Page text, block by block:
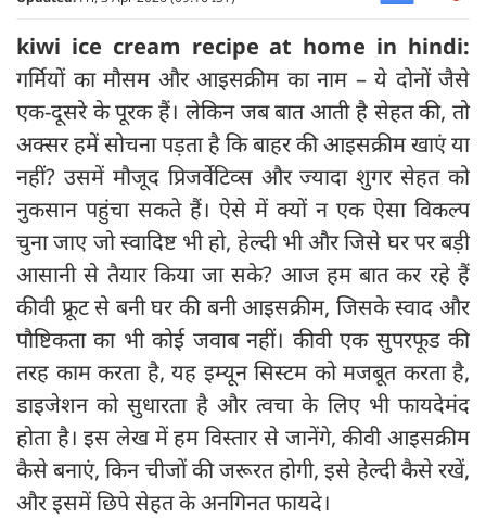
kiwi ice cream recipe at home in hindi:
गर्मियों का मौसम और आइसक्रीम का नाम – ये दोनों जैसे
एक-दूसरे के पूरक हैं। लेकिन जब बात आती है सेहत की, तो
अक्सर हमें सोचना पड़ता है कि बाहर की आइसक्रीम खाएं या
नहीं? उसमें मौजूद प्रिजर्वेटिव्स और ज्यादा शुगर सेहत को
नुकसान पहुंचा सकते हैं। ऐसे में क्यों न एक ऐसा विकल्प
चुना जाए जो स्वादिष्ट भी हो, हेल्दी भी और जिसे घर पर बड़ी
आसानी से तैयार किया जा सके? आज हम बात कर रहे हैं
कीवी फ्रूट से बनी घर की बनी आइसक्रीम, जिसके स्वाद और
पौष्टिकता का भी कोई जवाब नहीं। कीवी एक सुपरफूड की
तरह काम करता है, यह इम्यून सिस्टम को मजबूत करता है,
डाइजेशन को सुधारता है और त्वचा के लिए भी फायदेमंद
होता है। इस लेख में हम विस्तार से जानेंगे, कीवी आइसक्रीम
कैसे बनाएं, किन चीजों की जरूरत होगी, इसे हेल्दी कैसे रखें,
और इसमें छिपे सेहत के अनगिनत फायदे।